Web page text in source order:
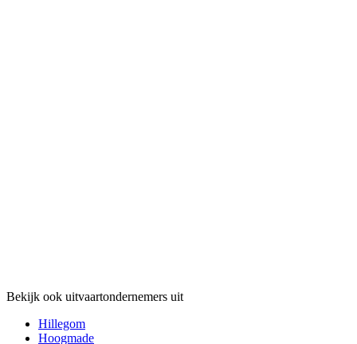
Bekijk ook uitvaartondernemers uit
Hillegom
Hoogmade